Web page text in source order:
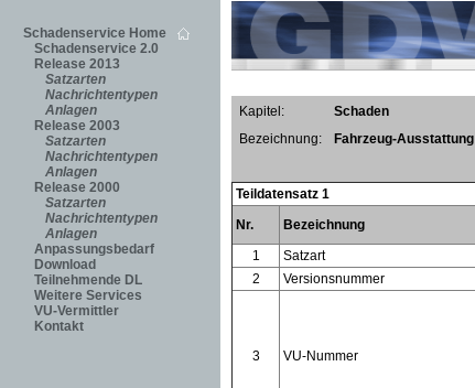
Schadenservice Home
Schadenservice 2.0
Release 2013
Satzarten
Nachrichtentypen
Anlagen
Release 2003
Satzarten
Nachrichtentypen
Anlagen
Release 2000
Satzarten
Nachrichtentypen
Anlagen
Anpassungsbedarf
Download
Teilnehmende DL
Weitere Services
VU-Vermittler
Kontakt
Kapitel: Schaden
Bezeichnung:
Fahrzeug-Ausstattung
Teildatensatz 1
Nr. Bezeichnung
1
Satzart
2
Versionsnummer
3 VU-Nummer